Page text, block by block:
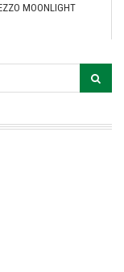
MOONLIGHT